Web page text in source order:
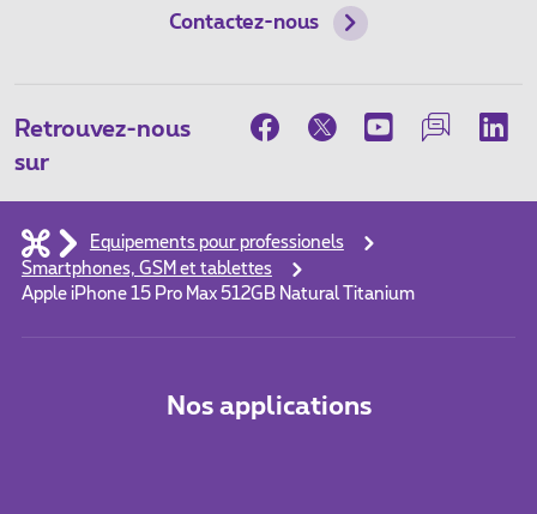
Contactez-nous
Retrouvez-nous
sur
Equipements pour professionels
Smartphones, GSM et tablettes
Apple iPhone 15 Pro Max 512GB Natural Titanium
Nos applications